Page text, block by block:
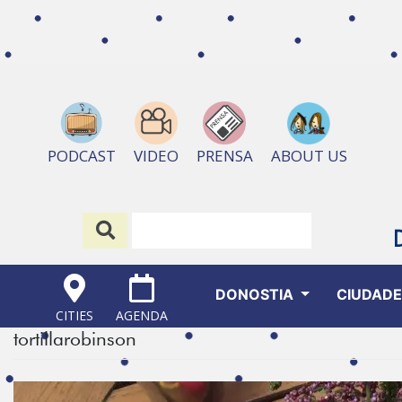
PODCAST VIDEO PRENSA ABOUT US
CITIES AGENDA
DONOSTIA
tortillarobinson